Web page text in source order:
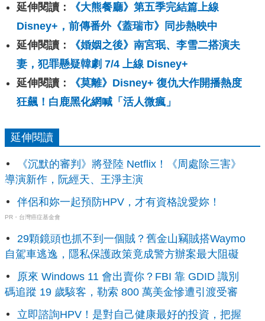
延伸閱讀：
《大熊餐廳》第五季完結篇上線
Disney+，前傳番外《蓋瑞市》同步熱映中
延伸閱讀：
《婚姻之後》南宮珉、李雪二搭演夫
妻，犯罪懸疑韓劇 7/4 上線 Disney+
延伸閱讀：
《莫離》Disney+ 復仇大作開播熱度
狂飆！白鹿黑化網喊「活人微瘋」
延伸閱讀
《沉默的審判》將登陸 Netflix！《周處除三害》
導演新作，阮經天、王淨主演
伴侶和妳一起預防HPV，才有資格說愛妳！
PR・台灣癌症基金會
29顆鏡頭也抓不到一個賊？舊金山竊賊搭Waymo
自駕車逃逸，隱私保護政策竟成警方辦案最大阻礙
原來 Windows 11 會出賣你？FBI 靠 GDID 識別
碼追蹤 19 歲駭客，勒索 800 萬美金慘遭引渡受審
立即諮詢HPV！是對自己健康最好的投資，把握